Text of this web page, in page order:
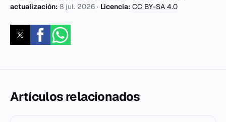
actualización: 8 jul. 2026 · Licencia: CC BY-SA 4.0
Artículos relacionados